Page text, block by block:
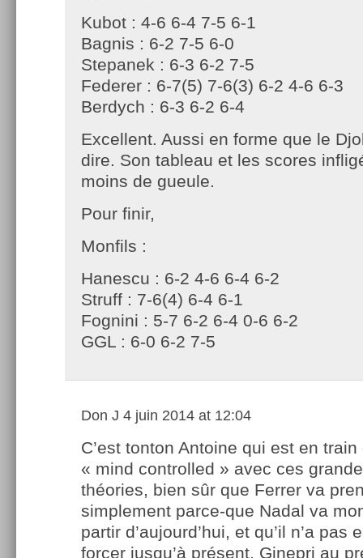
Kubot : 4-6 6-4 7-5 6-1
Bagnis : 6-2 7-5 6-0
Stepanek : 6-3 6-2 7-5
Federer : 6-7(5) 7-6(3) 6-2 4-6 6-3
Berdych : 6-3 6-2 6-4
Excellent. Aussi en forme que le
dire. Son tableau et les scores
moins de gueule.
Pour finir,
Monfils :
Hanescu : 6-2 4-6 6-4 6-2
Struff : 7-6(4) 6-4 6-1
Fognini : 5-7 6-2 6-4 0-6 6-2
GGL : 6-0 6-2 7-5
Don J 4 juin 2014 at 12:04
C’est tonton Antoine qui est en
« mind controlled » avec ces
théories, bien sûr que Ferrer va
simplement parce-que Nadal va
partir d’aujourd’hui, et qu’il n’a pas
forcer jusqu’à présent, Ginepri au